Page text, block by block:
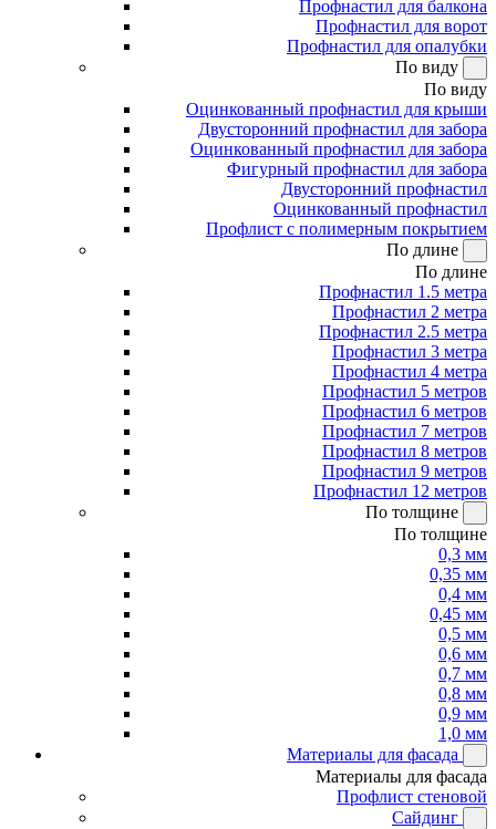
Профнастил для балкона
Профнастил для ворот
Профнастил для опалубки
По виду
По виду
Оцинкованный профнастил для крыши
Двусторонний профнастил для забора
Оцинкованный профнастил для забора
Фигурный профнастил для забора
Двусторонний профнастил
Оцинкованный профнастил
Профлист с полимерным покрытием
По длине
По длине
Профнастил 1.5 метра
Профнастил 2 метра
Профнастил 2.5 метра
Профнастил 3 метра
Профнастил 4 метра
Профнастил 5 метров
Профнастил 6 метров
Профнастил 7 метров
Профнастил 8 метров
Профнастил 9 метров
Профнастил 12 метров
По толщине
По толщине
0,3 мм
0,35 мм
0,4 мм
0,45 мм
0,5 мм
0,6 мм
0,7 мм
0,8 мм
0,9 мм
1,0 мм
Материалы для фасада
Материалы для фасада
Профлист стеновой
Сайдинг